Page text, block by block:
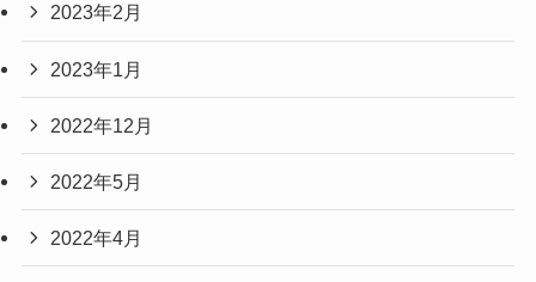
2023年2月
2023年1月
2022年12月
2022年5月
2022年4月